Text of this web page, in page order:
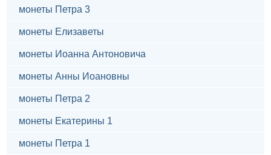
монеты Петра 3
монеты Елизаветы
монеты Иоанна Антоновича
монеты Анны Иоановны
монеты Петра 2
монеты Екатерины 1
монеты Петра 1